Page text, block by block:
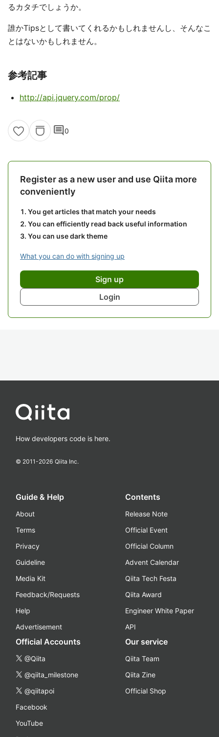
るカタチでしょうか。
誰かTipsとして書いてくれるかもしれませんし、そんなこ
とはないかもしれません。
参考記事
http://api.jquery.com/prop/
comment0
Register as a new user and use Qiita more
conveniently
You get articles that match your needs
You can efficiently read back useful information
You can use dark theme
What you can do with signing up
Sign up
Login
How developers code is here.
© 2011-2026 Qiita Inc.
Guide & Help
About
Terms
Privacy
Guideline
Media Kit
Feedback/Requests
Help
Advertisement
Contents
Release Note
Official Event
Official Column
Advent Calendar
Qiita Tech Festa
Qiita Award
Engineer White Paper
API
Official Accounts
@Qiita
@qiita_milestone
@qiitapoi
Facebook
YouTube
Our service
Qiita Team
Qiita Zine
Official Shop